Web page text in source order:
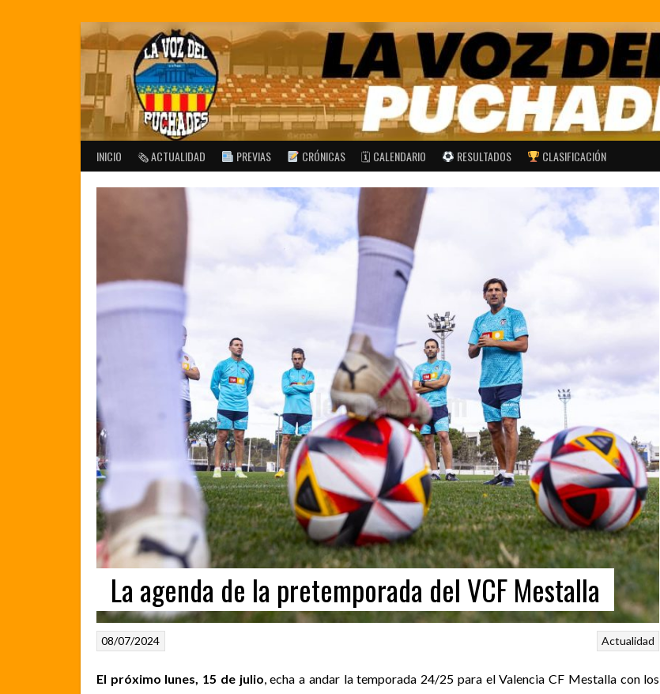
INICIO 🗞 ACTUALIDAD PREVIAS CRÓNICAS 🗓 CALENDARIO RESULTADOS CLASIFICACIÓN
La agenda de la pretemporada del VCF Mestalla
Actualidad
08/07/2024
El próximo lunes, 15 de julio, echa a andar la temporada 24/25 para el Valencia CF Mestalla con los